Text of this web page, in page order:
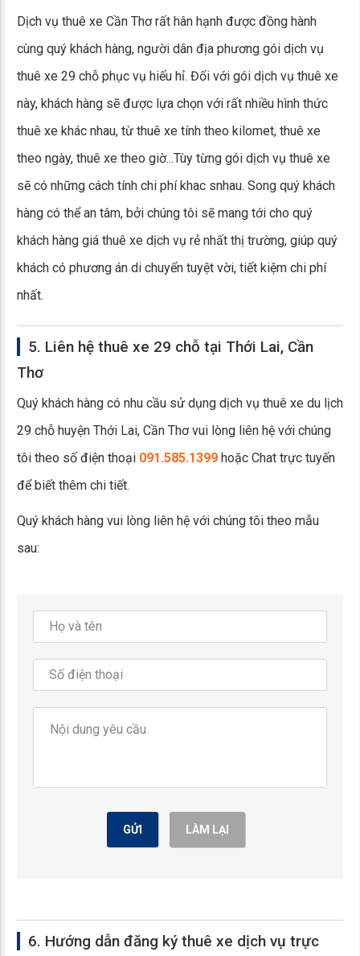
Dịch vụ thuê xe Cần Thơ rất hân hạnh được đồng hành
cùng quý khách hàng, người dân địa phương gói dịch vụ
thuê xe 29 chỗ phục vụ hiếu hỉ. Đối với gói dịch vụ thuê xe
này, khách hàng sẽ được lựa chọn với rất nhiều hình thức
thuê xe khác nhau, từ thuê xe tính theo kilomet, thuê xe
theo ngày, thuê xe theo giờ...Tùy từng gói dịch vụ thuê xe
sẽ có những cách tính chi phí khac snhau. Song quý khách
hàng có thể an tâm, bởi chúng tôi sẽ mang tới cho quý
khách hàng giá thuê xe dịch vụ rẻ nhất thị trường, giúp quý
khách có phương án di chuyển tuyệt vời, tiết kiệm chi phí
nhất.
5. Liên hệ thuê xe 29 chỗ tại Thới Lai, Cần
Thơ
Quý khách hàng có nhu cầu sử dụng dịch vụ thuê xe du lịch
29 chỗ huyện Thới Lai, Cần Thơ vui lòng liên hệ với chúng
tôi theo số điện thoại 091.585.1399 hoặc Chat trực tuyến
để biết thêm chi tiết.
Quý khách hàng vui lòng liên hệ với chúng tôi theo mẫu
sau:
GỬI LÀM LẠI
6. Hướng dẫn đăng ký thuê xe dịch vụ trực